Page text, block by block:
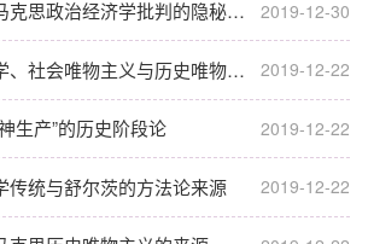
张义修|舒尔茨对马克思政治经济学批判的隐秘影响 ——《生产运动》与《1857-1858 ... 2019-12-30
刘冰菁|法国国势学、社会唯物主义与历史唯物主义 2019-12-22
生产”的历史阶段论 2019-12-22
传统与舒尔茨的方法论来源 2019-12-22